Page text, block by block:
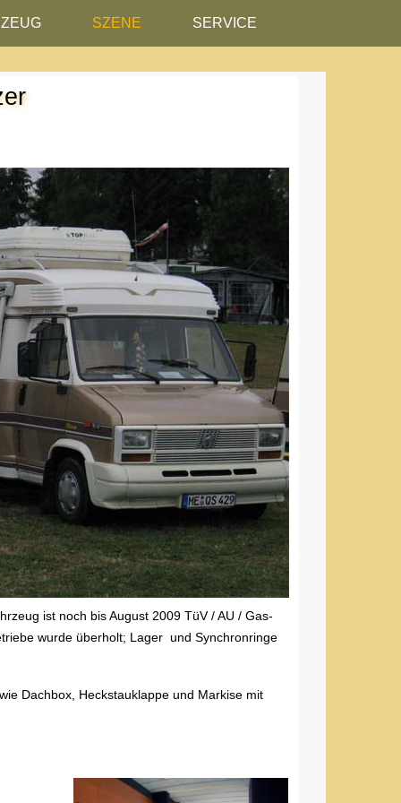
SZENE SERVICE
ist noch bis August 2009 TüV / AU / Gas-
wurde überholt; Lager und Synchronringe
Dachbox, Heckstauklappe und Markise mit